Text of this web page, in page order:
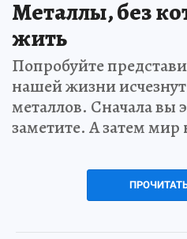
Металлы, без
жить
Попробуйте
нашей жизни исчезнут
металлов. Сначала вы
заметите. А затем